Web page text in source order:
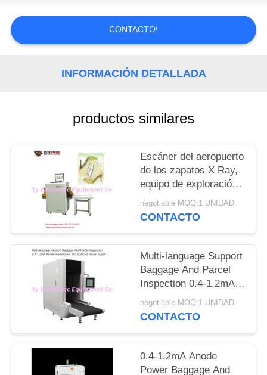
NOTICIAS
MAPA
SITIO
PRIVACY
POLICY
CONTACTO!
INFORMACIÓN DETALLADA
productos similares
Escáner del aeropuerto
de los zapatos X Ray,
equipo de exploración
de la seguridad a la
aguja auto de la marca
negotiable MOQ:1 UNIDAD
CONTACTO
Multi-language Support
Baggage And Parcel
Inspection 0.4-1.2mA
Anode Power and
50/60Hz Power Supply
negotiable MOQ:1 UNIDAD
CONTACTO
0.4-1.2mA Anode
Power Baggage And